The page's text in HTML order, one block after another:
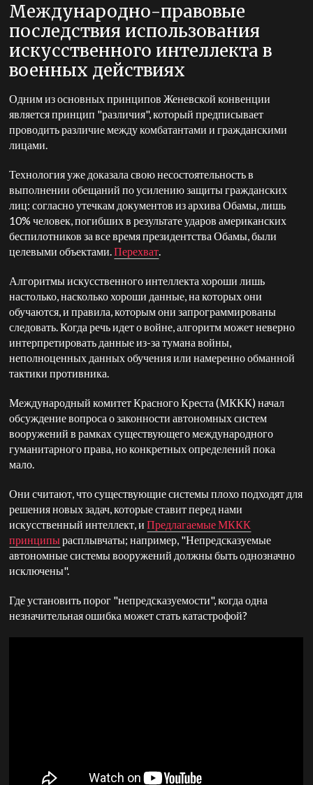
Международно-правовые
последствия использования
искусственного интеллекта в
военных действиях
Одним из основных принципов Женевской конвенции
является принцип "различия", который предписывает
проводить различие между комбатантами и гражданскими
лицами.
Технология уже доказала свою несостоятельность в
выполнении обещаний по усилению защиты гражданских
лиц: согласно утечкам документов из архива Обамы, лишь
10% человек, погибших в результате ударов американских
беспилотников за все время президентства Обамы, были
целевыми объектами.Перехват.
Алгоритмы искусственного интеллекта хороши лишь
настолько, насколько хороши данные, на которых они
обучаются, и правила, которым они запрограммированы
следовать. Когда речь идет о войне, алгоритм может неверно
интерпретировать данные из-за тумана войны,
неполноценных данных обучения или намеренно обманной
тактики противника.
Международный комитет Красного Креста (МККК) начал
обсуждение вопроса о законности автономных систем
вооружений в рамках существующего международного
гуманитарного права, но конкретных определений пока
мало.
Они считают, что существующие системы плохо подходят для
решения новых задач, которые ставит перед нами
искусственный интеллект, иПредлагаемые МККК
принципырасплывчаты; например, "Непредсказуемые
автономные системы вооружений должны быть однозначно
исключены".
Где установить порог "непредсказуемости", когда одна
незначительная ошибка может стать катастрофой?